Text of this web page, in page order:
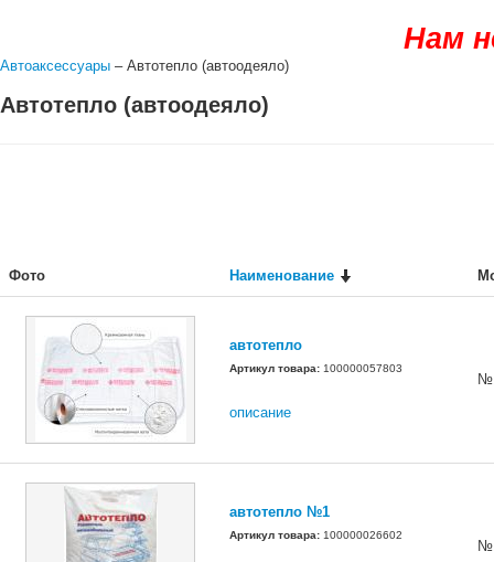
Нам
Автоаксессуары – Автотепло (автоодеяло)
Автотепло (автоодеяло)
Фото Наименование
автотепло
Артикул товара: 100000057803
описание
автотепло №1
Артикул товара: 100000026602